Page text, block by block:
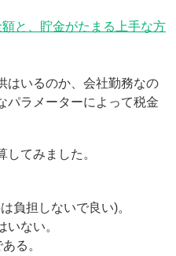
と、貯金がたまる上手な方
はいるのか、会社勤務なの
パラメーターによって税金
てみました。
負担しないで良い)。
いない。
る。